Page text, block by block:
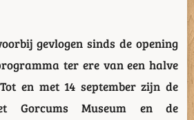
gevlogen sinds de opening
ter ere van een halve
en met 14 september zijn de
Gorcums Museum en de